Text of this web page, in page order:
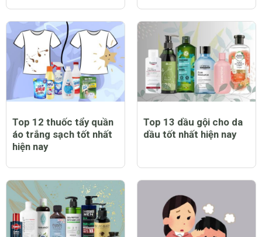
Top 12 thuốc tẩy quần
áo trắng sạch tốt nhất
hiện nay
Top 13 dầu gội cho da
dầu tốt nhất hiện nay